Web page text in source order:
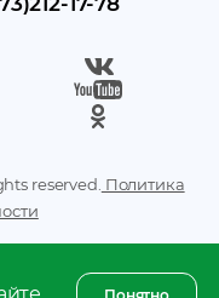
Понятно
reserved. Политика